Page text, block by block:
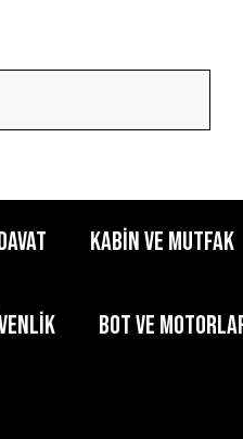
KABİN ve MUTFAK
BOT ve